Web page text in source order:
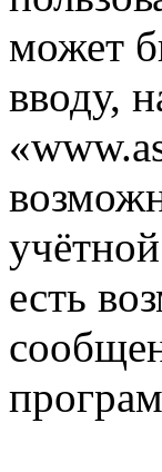
может
вводу,
есть